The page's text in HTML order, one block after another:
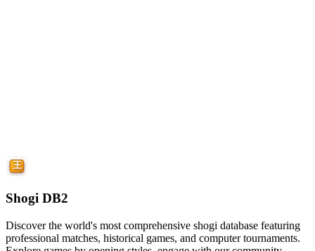
Shogi DB2
Discover the world's most comprehensive shogi database featuring
professional matches, historical games, and computer tournaments.